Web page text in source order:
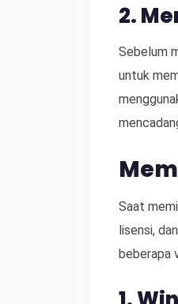
2.
Sebelum
untuk
Saat
lisensi,
beberapa